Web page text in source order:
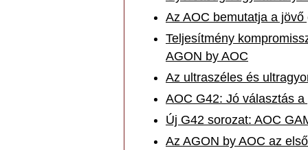
Az AOC bemutatja a
Teljesítmény
AGON by AOC
Az ultraszéles és
AOC G42: Jó választás
Új G42 sorozat: AOC
Az AGON by AOC az